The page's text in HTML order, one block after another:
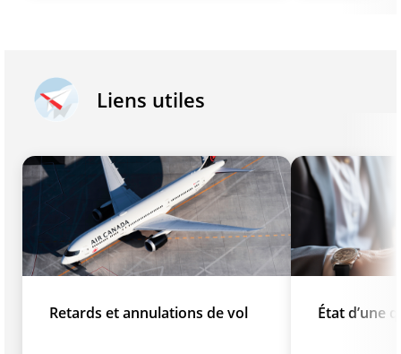
Liens utiles
Retards et annulations de vol État d’une